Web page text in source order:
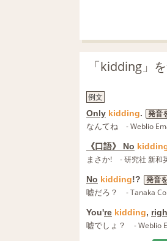
「kidding」
例文
Only kidding. 発音
なんてね - Weblio
《口語》 No
まさか! - 研究社 新和
No kidding!? 発音
嘘だろ？ - Tanaka
You're kidding,
嘘でしょ？ - Weblio